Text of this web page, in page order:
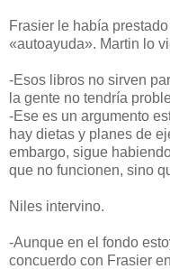
Frasier le había
«autoayuda». Martin lo
-Esos libros no sirven
la gente no tendría
-Ese es un argumento
hay dietas y planes de
embargo, sigue
que no funcionen, sino
Niles intervino.
-Aunque en el fondo
concuerdo con Frasier